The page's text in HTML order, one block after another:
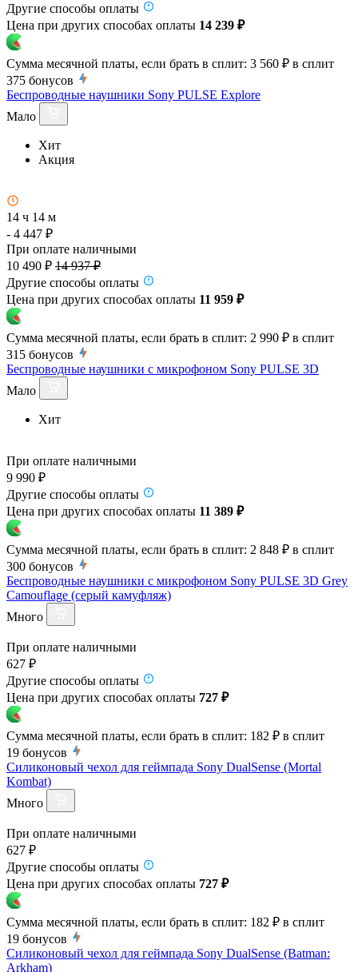
Другие способы оплаты
Цена при других способах оплаты 14 239 ₽
Сумма месячной платы, если брать в сплит: 3 560 ₽ в сплит
375 бонусов
Беспроводные наушники Sony PULSE Explore
Мало
Хит
Акция
14 ч 14 м
- 4 447 ₽
При оплате наличными
10 490 ₽ 14 937 ₽
Другие способы оплаты
Цена при других способах оплаты 11 959 ₽
Сумма месячной платы, если брать в сплит: 2 990 ₽ в сплит
315 бонусов
Беспроводные наушники с микрофоном Sony PULSE 3D
Мало
Хит
При оплате наличными
9 990 ₽
Другие способы оплаты
Цена при других способах оплаты 11 389 ₽
Сумма месячной платы, если брать в сплит: 2 848 ₽ в сплит
300 бонусов
Беспроводные наушники с микрофоном Sony PULSE 3D Grey
Camouflage (серый камуфляж)
Много
При оплате наличными
627 ₽
Другие способы оплаты
Цена при других способах оплаты 727 ₽
Сумма месячной платы, если брать в сплит: 182 ₽ в сплит
19 бонусов
Силиконовый чехол для геймпада Sony DualSense (Mortal
Kombat)
Много
При оплате наличными
627 ₽
Другие способы оплаты
Цена при других способах оплаты 727 ₽
Сумма месячной платы, если брать в сплит: 182 ₽ в сплит
19 бонусов
Силиконовый чехол для геймпада Sony DualSense (Batman:
Arkham)